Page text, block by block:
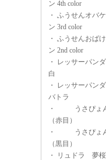
ン 4th color
・ ふうせんオバ
ン 3rd color
・ ふうせんおば
ン 2nd color
・
レッサーパン
白
・
レッサーパン
バトラ
・
うさぴょ
（赤目）
・
うさぴょ
（黒目）
・
リュドラ 夢桜